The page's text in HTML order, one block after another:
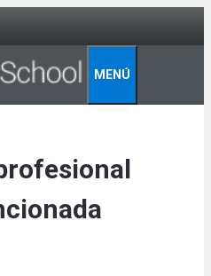
MENÚ